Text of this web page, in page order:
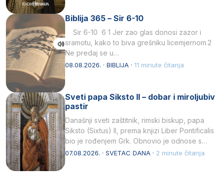
Biblija 365 – Sir 6-10
Sir 6-10 6 1 Jer zao glas donosi zazor i
sramotu, kako to biva grešniku licemjernom.2
Ne predaj se u…
08.08.2026. · BIBLIJA · 11 minute čitanja
Sveti papa Siksto II – dobar i miroljubiv
pastir
Današnji sveti zaštitnik, rimski biskup, papa
Siksto (Sixtus) II, prema knjizi Liber Pontificalis
bio je rođenjem Grk. Obnovio je odnose s
afričkim…
07.08.2026. · SVETAC DANA · 2 minute čitanja